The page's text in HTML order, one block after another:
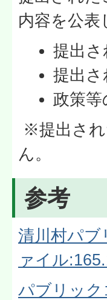
内容を公表
提出
提出
政策
※提出され
ん。
参考
清川村パブ
ァイル
パブリック